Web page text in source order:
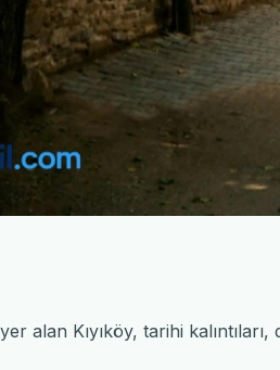
yer alan Kıyıköy, tarihi